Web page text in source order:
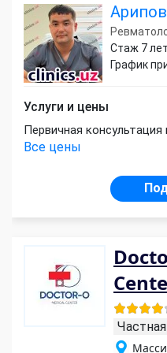
Стаж 7
График
Услуги и цены
Первичная консультация
Все цены